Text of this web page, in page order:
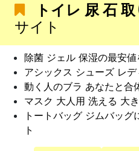
トイレ 尿 石
サイト
除菌 ジェル 保湿の最安
アシックス シューズ レ
動く人のブラ あなたと合
マスク 大人用 洗える 大
トートバッグ ジムバッグ
ト